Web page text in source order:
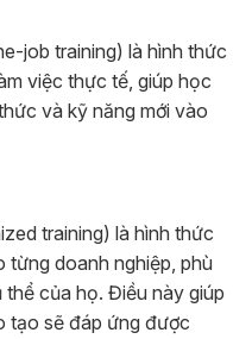
job training) là hình thức
việc thực tế, giúp học
và kỹ năng mới vào
training) là hình thức
doanh nghiệp, phù
của họ. Điều này giúp
tạo sẽ đáp ứng được